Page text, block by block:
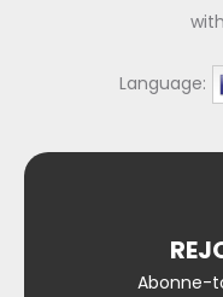
Language:
Abonne-